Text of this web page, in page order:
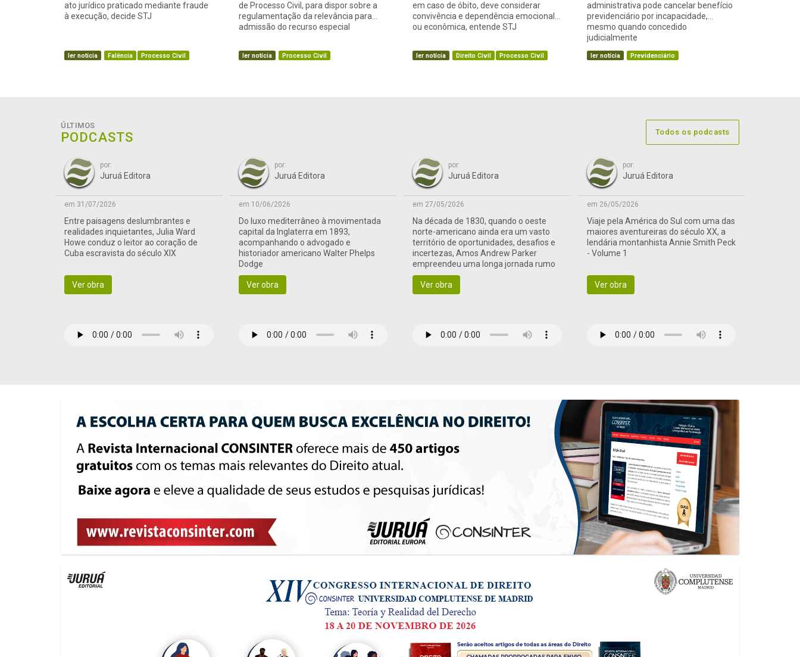
ato jurídico praticado mediante fraude
à execução, decide STJ
ler notícia Falência Processo Civil
de Processo Civil, para dispor sobre a
regulamentação da relevância para
admissão do recurso especial
ler notícia Processo Civil
em caso de óbito, deve considerar
convivência e dependência emocional
ou econômica, entende STJ
ler notícia Direito Civil Processo Civil
administrativa pode cancelar benefício
previdenciário por incapacidade,
mesmo quando concedido
judicialmente
ler notícia Previdenciário
ÚLTIMOS
PODCASTS Todos os podcasts
por:
Juruá Editora
em 31/07/2026
Entre paisagens deslumbrantes e
realidades inquietantes, Julia Ward
Howe conduz o leitor ao coração de
Cuba escravista do século XIX
Ver obra
por:
Juruá Editora
em 10/06/2026
Do luxo mediterrâneo à movimentada
capital da Inglaterra em 1893,
acompanhando o advogado e
historiador americano Walter Phelps
Dodge
Ver obra
por:
Juruá Editora
em 27/05/2026
Na década de 1830, quando o oeste
norte-americano ainda era um vasto
território de oportunidades, desafios e
incertezas, Amos Andrew Parker
empreendeu uma longa jornada rumo
às terras de fronteira
Ver obra
por:
Juruá Editora
em 26/05/2026
Viaje pela América do Sul com uma das
maiores aventureiras do século XX, a
lendária montanhista Annie Smith Peck
- Volume 1
Ver obra